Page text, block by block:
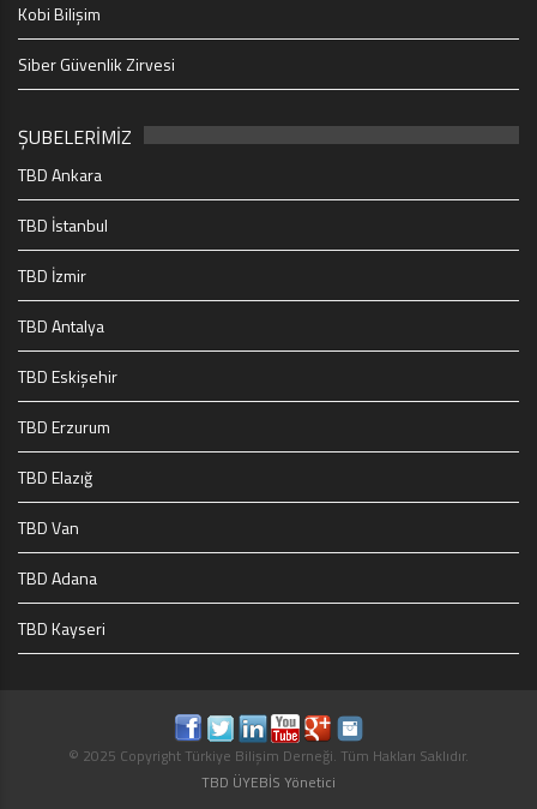
Kobi Bilişim
Siber Güvenlik Zirvesi
ŞUBELERİMİZ
TBD Ankara
TBD İstanbul
TBD İzmir
TBD Antalya
TBD Eskişehir
TBD Erzurum
TBD Elazığ
TBD Van
TBD Adana
TBD Kayseri
© 2025 Copyright Türkiye Bilişim Derneği. Tüm Hakları Saklıdır.
TBD ÜYEBİS Yönetici